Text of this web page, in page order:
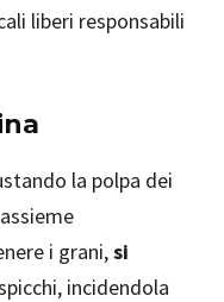
liberi responsabili
la polpa dei
i grani,si
incidendola